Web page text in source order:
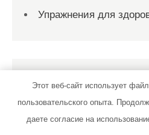
Упражнения для
Спасибо, что
Этот веб-сайт использует
пользовательского опыта.
даете согласие на